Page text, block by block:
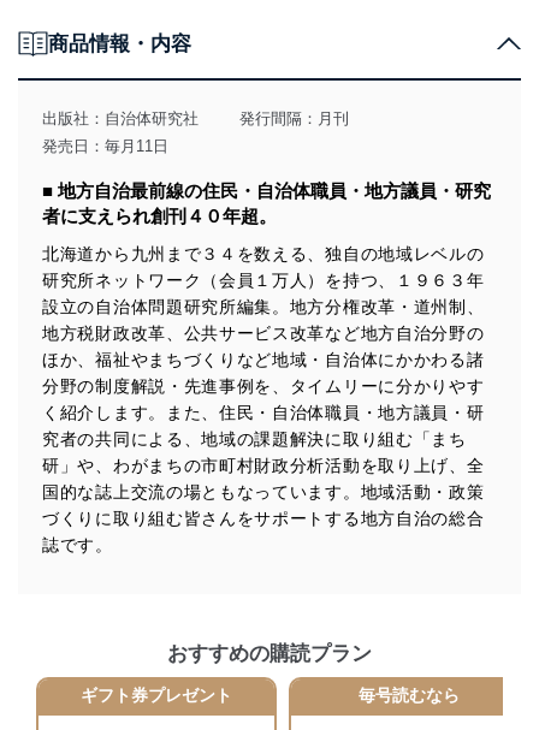
用目的を明確にし、本人の同意を得たうえで利用目的の
達成に必要な範囲内で適法かつ公正な手段によって取
得・利用・提供を行います。また、当社が保有している
個人情報は、同意を得ずに目的外利用、第三者への提
みを確実にするため、従業者等の教育を徹底してまいり
ます。また、目的外利用を行わないために、適切な管理
措置を講じます。
法令遵守
当社は、個人情報に関連する法令、国が定める指針及び
その他の規範を遵守します。また、当社の管理の仕組み
に、これらの法令及びその他の規範を常に適合させま
す。
個人情報の安全管理措置
当社は、個人情報の正確性及び安全性を確保するため
に、下記セキュリティ対策をはじめとする安全対策を実
施し、個人情報の漏えい、滅失またはき損の防止及び是
正に努めます。
の不要なアクセスを防止しています。
アクセス者の識別と認証
商品情報・内容
出版社： 自治体研究社
発行間隔：月刊
発売日：毎月11日
■ 地方自治最前線の住民・自治体職員・地方議員・研究
者に支えられ創刊４０年超。
北海道から九州まで３４を数える、独自の地域レベルの
研究所ネットワーク（会員１万人）を持つ、１９６３年
設立の自治体問題研究所編集。地方分権改革・道州制、
地方税財政改革、公共サービス改革など地方自治分野の
ほか、福祉やまちづくりなど地域・自治体にかかわる諸
分野の制度解説・先進事例を、タイムリーに分かりやす
く紹介します。また、住民・自治体職員・地方議員・研
究者の共同による、地域の課題解決に取り組む「まち
研」や、わがまちの市町村財政分析活動を取り上げ、全
国的な誌上交流の場ともなっています。地域活動・政策
づくりに取り組む皆さんをサポートする地方自治の総合
誌です。
おすすめの購読プラン
ギフト券プレゼント 毎号読むなら